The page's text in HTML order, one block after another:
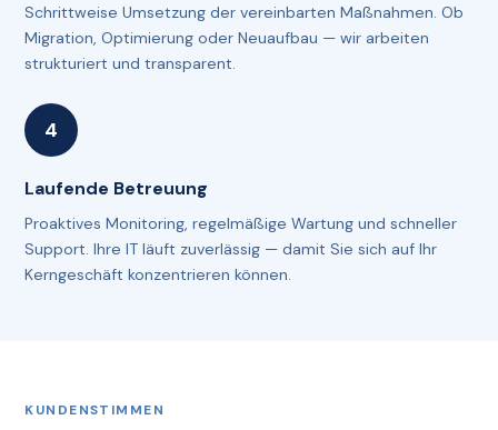
Schrittweise Umsetzung der vereinbarten Maßnahmen. Ob
Migration, Optimierung oder Neuaufbau — wir arbeiten
strukturiert und transparent.
Laufende Betreuung
Proaktives Monitoring, regelmäßige Wartung und schneller
Support. Ihre IT läuft zuverlässig — damit Sie sich auf Ihr
Kerngeschäft konzentrieren können.
KUNDENSTIMMEN